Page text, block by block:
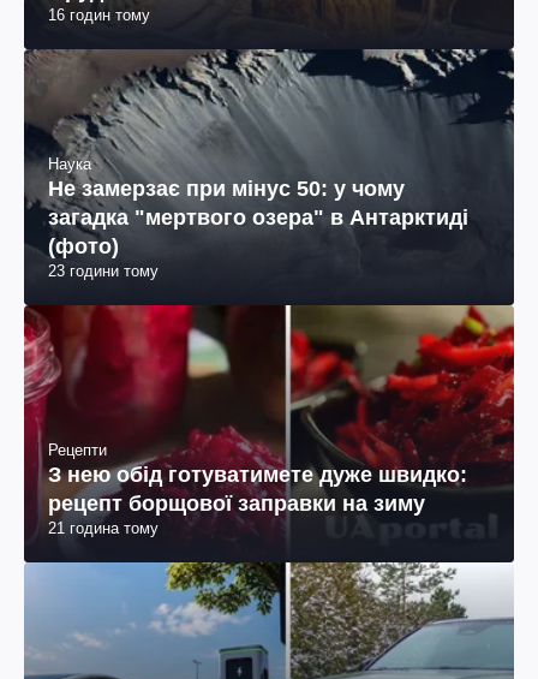
16 годин тому
Наука
Не замерзає при мінус 50: у чому
загадка "мертвого озера" в Антарктиді
(фото)
23 години тому
Рецепти
З нею обід готуватимете дуже швидко:
рецепт борщової заправки на зиму
21 година тому